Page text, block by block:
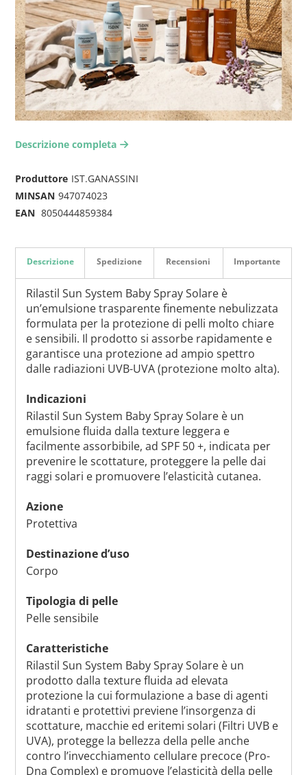
Descrizione completa arrow-right2
Produttore IST.GANASSINI
MINSAN 947074023
EAN 8050444859384
Descrizione
Rilastil Sun System Baby Spray Solare è
un’emulsione trasparente finemente nebulizzata
formulata per la protezione di pelli molto chiare
e sensibili. Il prodotto si assorbe rapidamente e
garantisce una protezione ad ampio spettro
dalle radiazioni UVB-UVA (protezione molto alta).
Indicazioni
Rilastil Sun System Baby Spray Solare è un
emulsione fluida dalla texture leggera e
facilmente assorbibile, ad SPF 50 +, indicata per
prevenire le scottature, proteggere la pelle dai
raggi solari e promuovere l’elasticità cutanea.
Azione
Protettiva
Destinazione d’uso
Corpo
Tipologia di pelle
Pelle sensibile
Caratteristiche
Rilastil Sun System Baby Spray Solare è un
prodotto dalla texture fluida ad elevata
protezione la cui formulazione a base di agenti
idratanti e protettivi previene l’insorgenza di
scottature, macchie ed eritemi solari (Filtri UVB e
UVA), protegge la bellezza della pelle anche
contro l’invecchiamento cellulare precoce (Pro-
Dna Complex) e promuove l’elasticità della pelle
Spedizione Recensioni Importante